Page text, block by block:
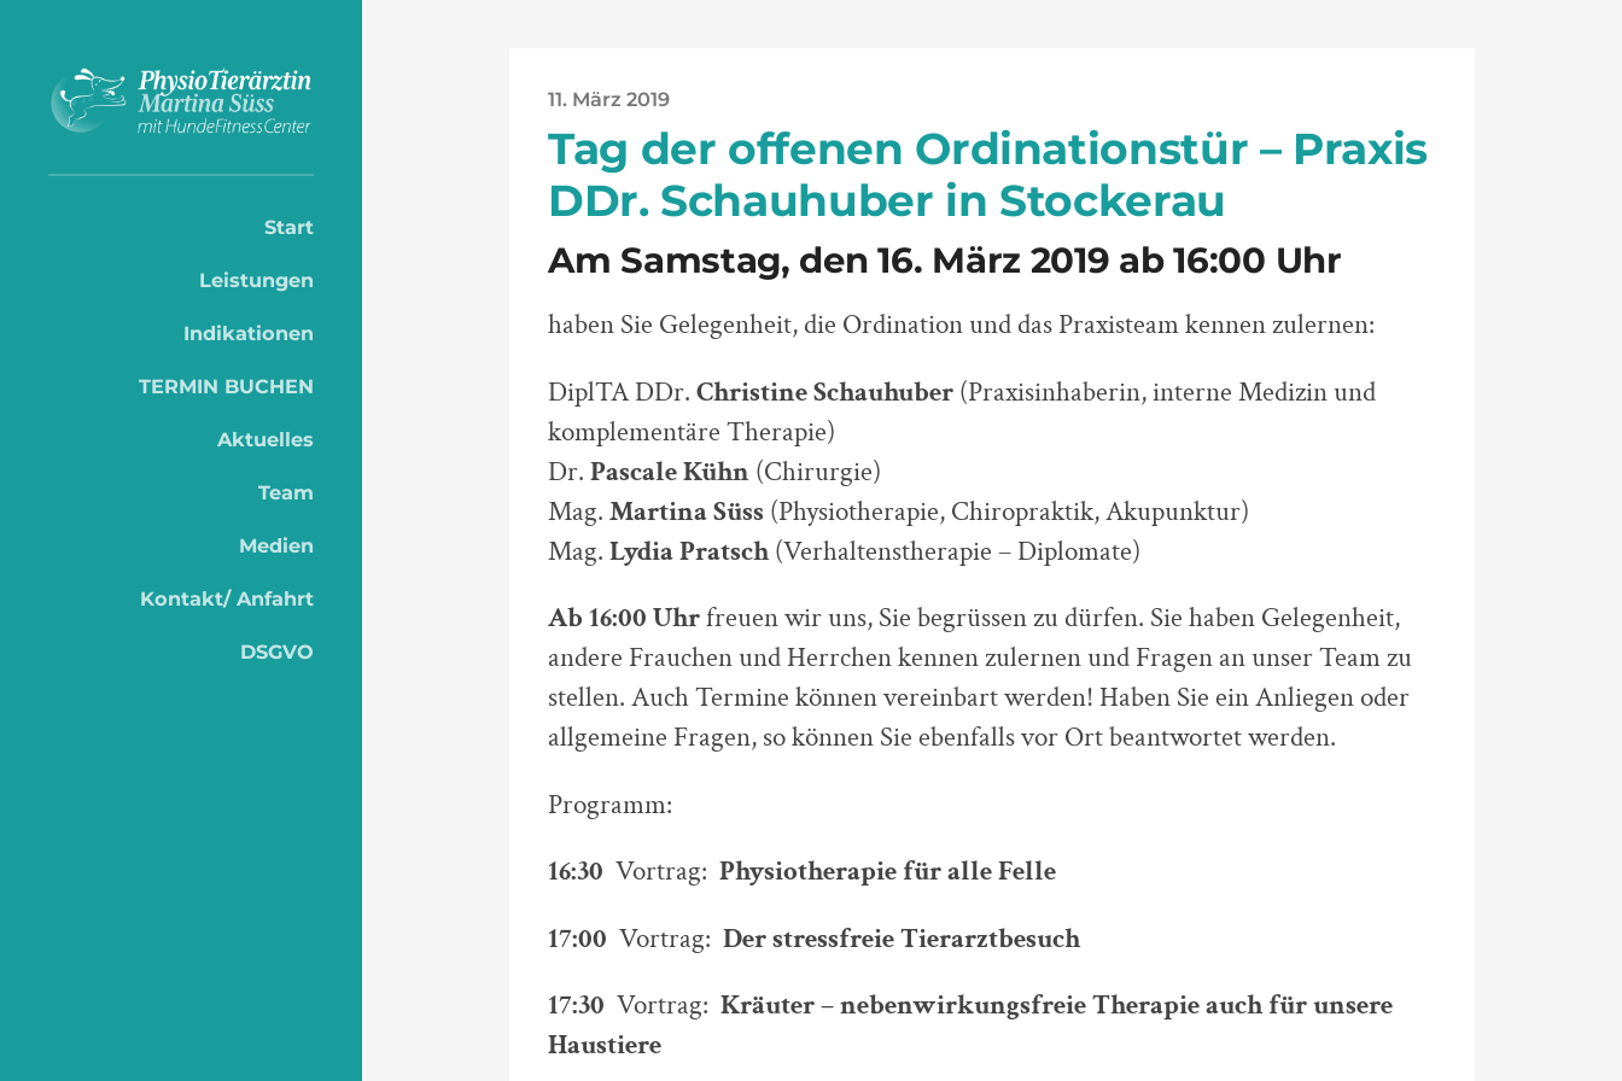
Start
Leistungen
Indikationen
TERMIN BUCHEN
Aktuelles
Team
Medien
Kontakt/ Anfahrt
DSGVO
11. März 2019
Tag der offenen Ordinationstür – Praxis
DDr. Schauhuber in Stockerau
Am Samstag, den 16. März 2019 ab 16:00 Uhr
haben Sie Gelegenheit, die Ordination und das Praxisteam kennen zulernen:
DiplTA DDr. Christine Schauhuber (Praxisinhaberin, interne Medizin und
komplementäre Therapie)
Dr. Pascale Kühn (Chirurgie)
Mag. Martina Süss (Physiotherapie, Chiropraktik, Akupunktur)
Mag. Lydia Pratsch(Verhaltenstherapie – Diplomate)
Ab 16:00 Uhrfreuen wir uns, Sie begrüssen zu dürfen. Sie haben Gelegenheit,
andere Frauchen und Herrchen kennen zulernen und Fragen an unser Team zu
stellen. Auch Termine können vereinbart werden! Haben Sie ein Anliegen oder
allgemeine Fragen, so können Sie ebenfalls vor Ort beantwortet werden.
Programm:
16:30 Vortrag: Physiotherapie für alle Felle
17:00 Vortrag: Der stressfreie Tierarztbesuch
17:30 Vortrag: Kräuter – nebenwirkungsfreie Therapie auch für unsere
Haustiere